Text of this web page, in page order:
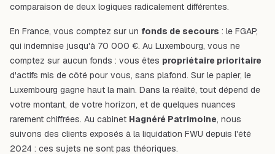
comparaison de deux logiques radicalement différentes.
En France, vous comptez sur un fonds de secours : le FGAP,
qui indemnise jusqu'à 70 000 €. Au Luxembourg, vous ne
comptez sur aucun fonds : vous êtes propriétaire prioritaire
d'actifs mis de côté pour vous, sans plafond. Sur le papier, le
Luxembourg gagne haut la main. Dans la réalité, tout dépend de
votre montant, de votre horizon, et de quelques nuances
rarement chiffrées. Au cabinet Hagnéré Patrimoine, nous
suivons des clients exposés à la liquidation FWU depuis l'été
2024 : ces sujets ne sont pas théoriques.